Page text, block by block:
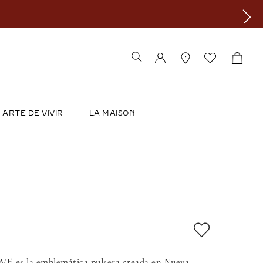
ARTE DE VIVIR LA MAISON